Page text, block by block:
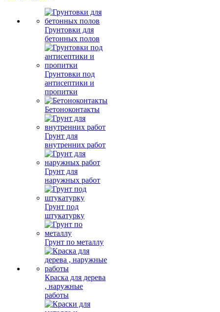
Грунтовки для
бетонных полов
Грунтовки под
антисептики и
пропитки
Бетоноконтакты
Грунт для
внутренних работ
Грунт для
наружных работ
Грунт под
штукатурку
Грунт по металлу
Краска для дерева
, наружные
работы